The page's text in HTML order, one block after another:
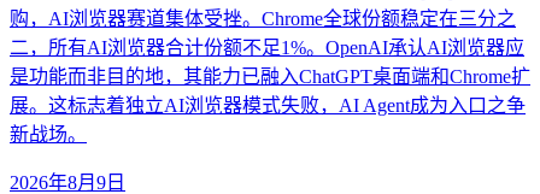
购，AI浏览器赛道集体受挫。Chrome全球份额稳定在三分之
二，所有AI浏览器合计份额不足1%。OpenAI承认AI浏览器应
是功能而非目的地，其能力已融入ChatGPT桌面端和Chrome扩
展。这标志着独立AI浏览器模式失败，AI Agent成为入口之争
新战场。
2026年8月9日